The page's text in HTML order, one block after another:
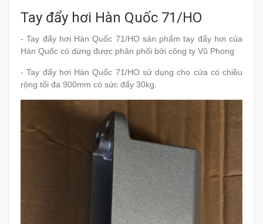
Tay đẩy hơi Hàn Quốc 71/HO
- Tay đẩy hơi Hàn Quốc 71/HO sản phẩm tay đẩy hơi của
Hàn Quốc có dừng được phân phối bởi công ty Vũ Phong
- Tay đẩy hơi Hàn Quốc 71/HO sử dụng cho cửa có chiều
rộng tối đa 900mm có sức đẩy 30kg.